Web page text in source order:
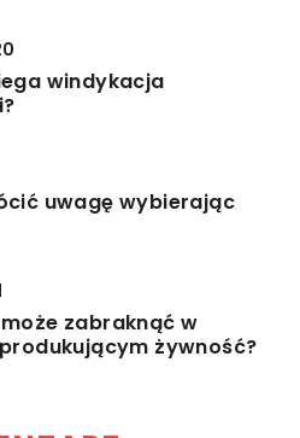
windykacja
uwagę wybierając
zabraknąć w
żywność?